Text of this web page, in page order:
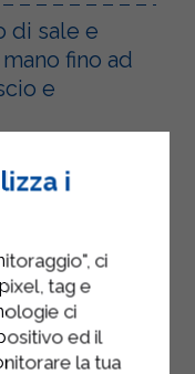
di sale e
fino ad
e
di
sale
i
ci
tag e
ci
ed il
la tua